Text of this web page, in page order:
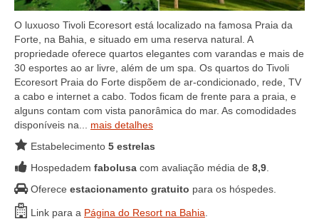
O luxuoso Tivoli Ecoresort está localizado na famosa Praia da
Forte, na Bahia, e situado em uma reserva natural. A
propriedade oferece quartos elegantes com varandas e mais de
30 esportes ao ar livre, além de um spa. Os quartos do Tivoli
Ecoresort Praia do Forte dispõem de ar-condicionado, rede, TV
a cabo e internet a cabo. Todos ficam de frente para a praia, e
alguns contam com vista panorâmica do mar. As comodidades
disponíveis na... mais detalhes
Estabelecimento 5 estrelas
Hospedadem fabolusa com avaliação média de 8,9
Oferece estacionamento gratuito para os hóspedes.
Link para a Página do Resort na Bahia